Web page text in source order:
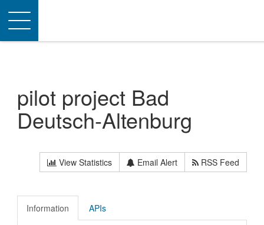
Toggle
navigation
pilot project Bad
Deutsch-Altenburg
View Statistics Email Alert RSS Feed
Information APIs